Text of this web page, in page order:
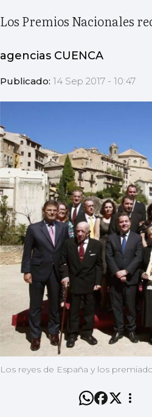
Los Premios Nacionales
agencias CUENCA
Publicado: 14 Sep 2017 - 10:47
Los reyes de España y los